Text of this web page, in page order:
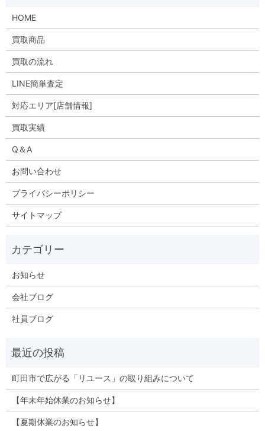
HOME
買取商品
買取の流れ
LINE簡単査定
対応エリア[店舗情報]
買取実績
Q＆A
お問い合わせ
プライバシーポリシー
サイトマップ
お知らせ
会社ブログ
社員ブログ
町田市で広がる「リユース」の取り組みについて
【年末年始休業のお知らせ】
【夏期休業のお知らせ】